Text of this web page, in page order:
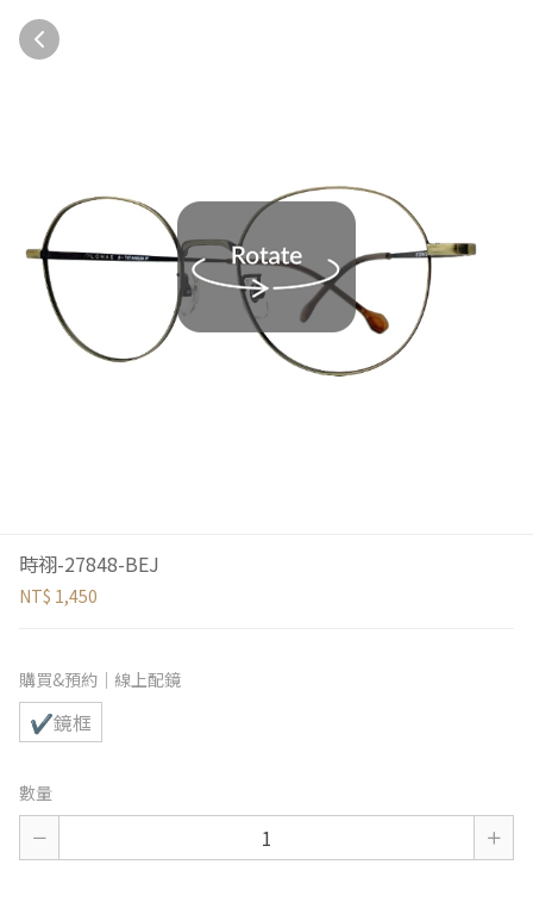
時祤-27848-BEJ
NT$ 1,450
購買&預約｜線上配鏡
✔鏡框
數量